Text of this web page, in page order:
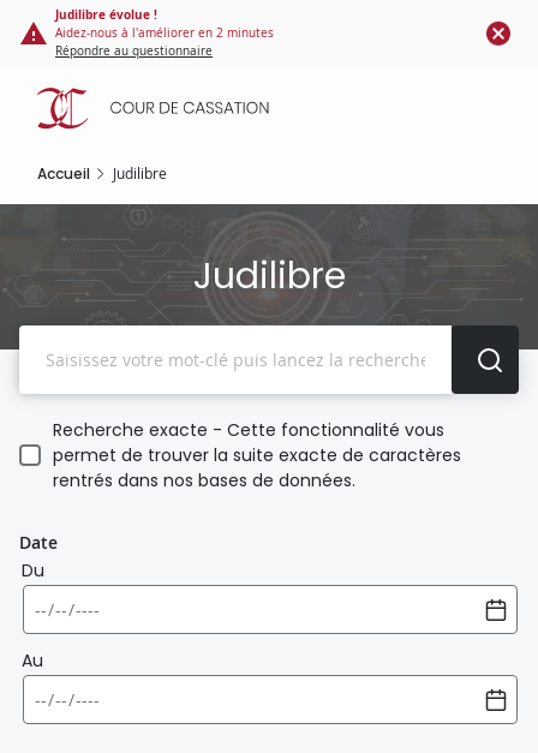
Panneau de gestion des cookies
contenu
principal
Judilibre évolue !
Aidez-nous à l'améliorer en 2 minutes
Répondre au questionnaire
Accueil Judilibre
Judilibre
Recherche exacte - Cette fonctionnalité vous
permet de trouver la suite exacte de caractères
rentrés dans nos bases de données.
Date
Du
Au